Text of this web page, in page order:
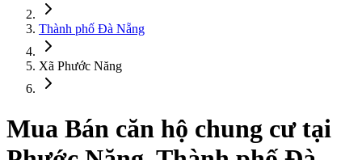
Thành phố Đà Nẵng
Xã Phước Năng
Mua Bán căn hộ chung cư tại